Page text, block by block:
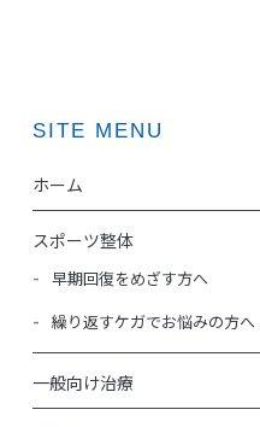
SITE MENU
ホーム
スポーツ整体
早期回復をめざす方へ
繰り返すケガでお悩みの方へ
一般向け治療